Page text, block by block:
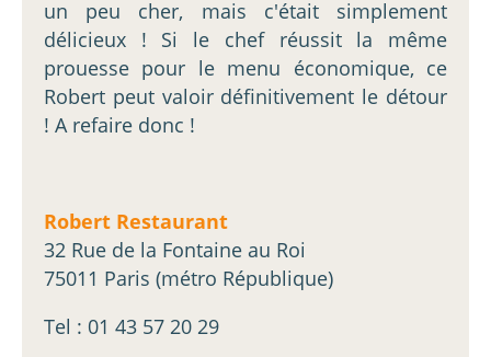
un peu cher, mais c'était simplement
délicieux ! Si le chef réussit la même
prouesse pour le menu économique, ce
Robert peut valoir définitivement le détour
! A refaire donc !
Robert Restaurant
32 Rue de la Fontaine au Roi
75011 Paris (métro République)
Tel : 01 43 57 20 29